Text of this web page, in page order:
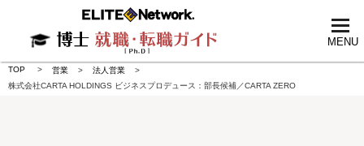
MENU
TOP 営業
法人営業
株式会社CARTA HOLDINGS ビジネスプロデュース：部長候補／CARTA ZERO